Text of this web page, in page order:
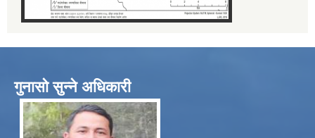
गुनासो सुन्ने अधिकारी